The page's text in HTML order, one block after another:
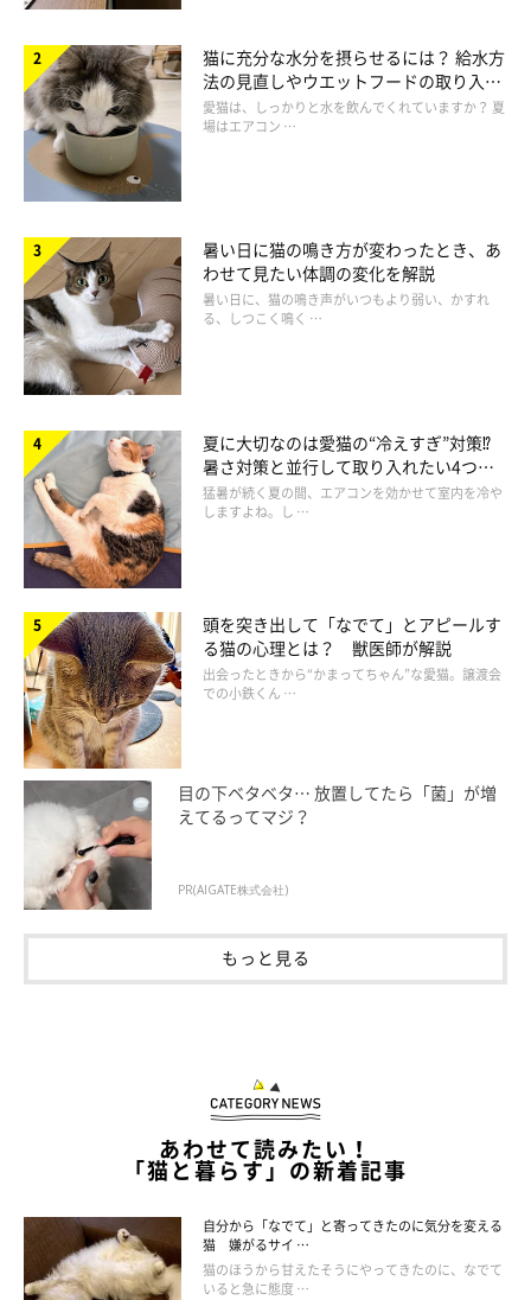
作者プロフィール
仁子(じんこ)
福井県出身のイラストレーター。
色彩、表情にこだわった物語性のあるイラストを得意とし、雑
誌、書籍、雑貨など幅広いジャンルで活動中。
愛猫である、うずらとかんたろうの日々を描いた著書
草 うずらとかんたろう徒然ニャッ記』 を出版。
・ブログChromaket（くろまけっと）
・ツイッター：@jinko_yy
猫に充分な水分を摂らせるには？ 給水方
法の見直しやウエットフードの取り入れ
方を解説
愛猫は、しっかりと水を飲んでくれていますか？ 夏
場はエアコン …
暑い日に猫の鳴き方が変わったとき、あ
わせて見たい体調の変化を解説
暑い日に、猫の鳴き声がいつもより弱い、かすれ
る、しつこく鳴く …
夏に大切なのは愛猫の“冷えすぎ”対策⁉
暑さ対策と並行して取り入れたい4つの
工夫
猛暑が続く夏の間、エアコンを効かせて室内を冷や
しますよね。し …
頭を突き出して「なでて」とアピールす
る猫の心理とは？ 獣医師が解説
出会ったときから“かまってちゃん”な愛猫。譲渡会
での小鉄くん …
目の下ベタベタ… 放置してたら「菌」が増
えてるってマジ？
PR(AIGATE株式会社)
もっと見る
あわせて読みたい！
「猫と暮らす」の新着記事
自分から「なでて」と寄ってきたのに気分を変える
猫 嫌がるサイ …
猫のほうから甘えたそうにやってきたのに、なでて
いると急に態度 …